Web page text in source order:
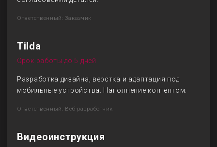
Ответственный: Заказчик
Tilda
Срок работы до 5 дней
Разработка дизайна, верстка и адаптация под
мобильные устройства. Наполнение контентом.
Ответственный: Веб-разработчик
Видеоинструкция